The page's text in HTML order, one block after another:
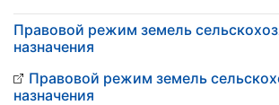
Правовой режим земель
назначения
Правовой режим земель
назначения